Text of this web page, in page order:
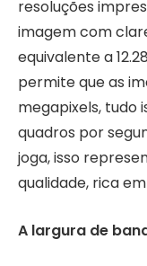
resoluções
imagem com
equivalente a
permite que as
megapixels, tudo
quadros por
joga, isso
qualidade, rica
A largura de